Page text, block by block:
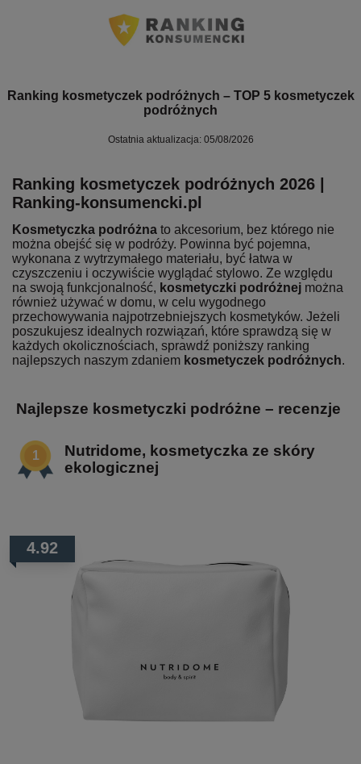
Ranking kosmetyczek podróżnych – TOP 5 kosmetyczek
podróżnych
Ostatnia aktualizacja: 05/08/2026
Ranking kosmetyczek podróżnych 2026 |
Ranking-konsumencki.pl
Kosmetyczka podróżna to akcesorium, bez którego nie
można obejść się w podróży. Powinna być pojemna,
wykonana z wytrzymałego materiału, być łatwa w
czyszczeniu i oczywiście wyglądać stylowo. Ze względu
na swoją funkcjonalność, kosmetyczki podróżnej można
również używać w domu, w celu wygodnego
przechowywania najpotrzebniejszych kosmetyków. Jeżeli
poszukujesz idealnych rozwiązań, które sprawdzą się w
każdych okolicznościach, sprawdź poniższy ranking
najlepszych naszym zdaniem kosmetyczek podróżnych.
Najlepsze kosmetyczki podróżne – recenzje
Nutridome, kosmetyczka ze skóry
ekologicznej
4.92